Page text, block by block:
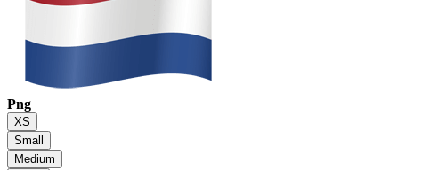
Png
XS
Small
Medium